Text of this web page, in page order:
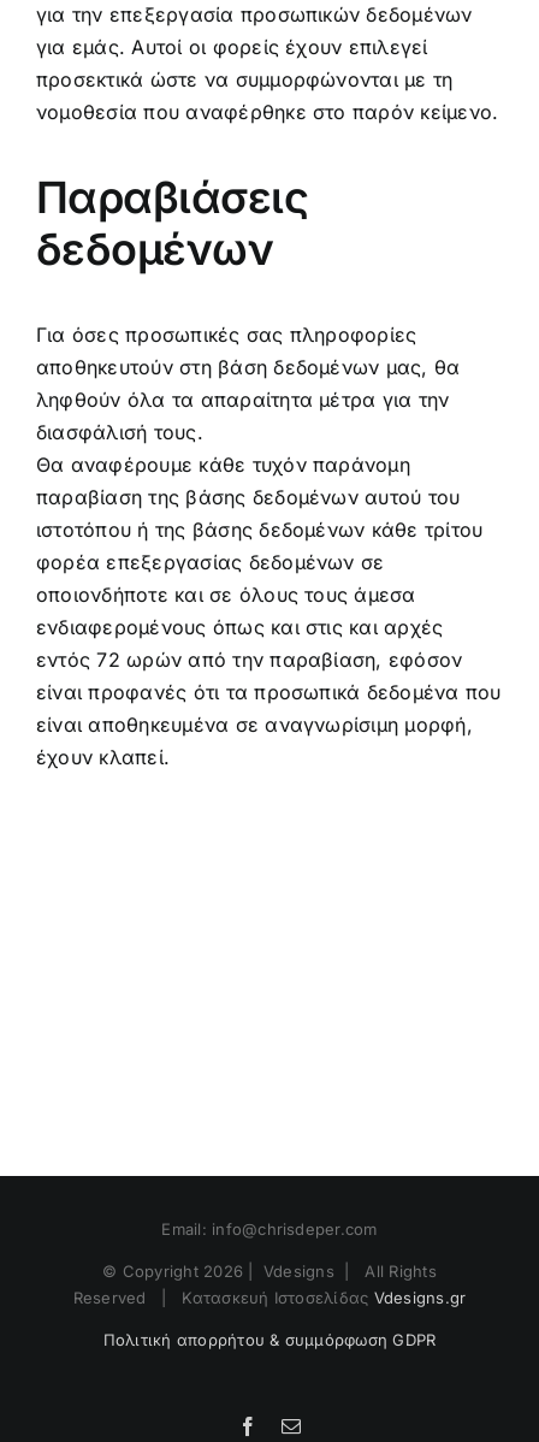
για την επεξεργασία προσωπικών δεδομένων
για εμάς. Αυτοί οι φορείς έχουν επιλεγεί
προσεκτικά ώστε να συμμορφώνονται με τη
νομοθεσία που αναφέρθηκε στο παρόν κείμενο.
Παραβιάσεις
δεδομένων
Για όσες προσωπικές σας πληροφορίες
αποθηκευτούν στη βάση δεδομένων μας, θα
ληφθούν όλα τα απαραίτητα μέτρα για την
διασφάλισή τους.
Θα αναφέρουμε κάθε τυχόν παράνομη
παραβίαση της βάσης δεδομένων αυτού του
ιστοτόπου ή της βάσης δεδομένων κάθε τρίτου
φορέα επεξεργασίας δεδομένων σε
οποιονδήποτε και σε όλους τους άμεσα
ενδιαφερομένους όπως και στις και αρχές
εντός 72 ωρών από την παραβίαση, εφόσον
είναι προφανές ότι τα προσωπικά δεδομένα που
είναι αποθηκευμένα σε αναγνωρίσιμη μορφή,
έχουν κλαπεί.
Email: info@chrisdeper.com
© Copyright 2026 | Vdesigns | All Rights
Reserved | Κατασκευή Ιστοσελίδας Vdesigns.gr
Πολιτική απορρήτου & συμμόρφωση GDPR
Facebook
Email